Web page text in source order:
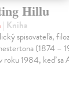
Hillu
| Kniha
spisovateľa,
(1874 –
1984, keď sa